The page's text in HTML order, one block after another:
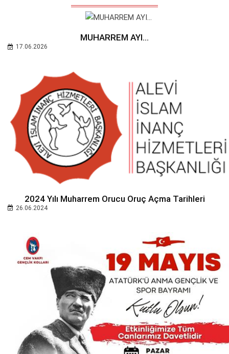
MUHARREM AYI...
17.06.2026
2024 Yılı Muharrem Orucu Oruç Açma Tarihleri
26.06.2024